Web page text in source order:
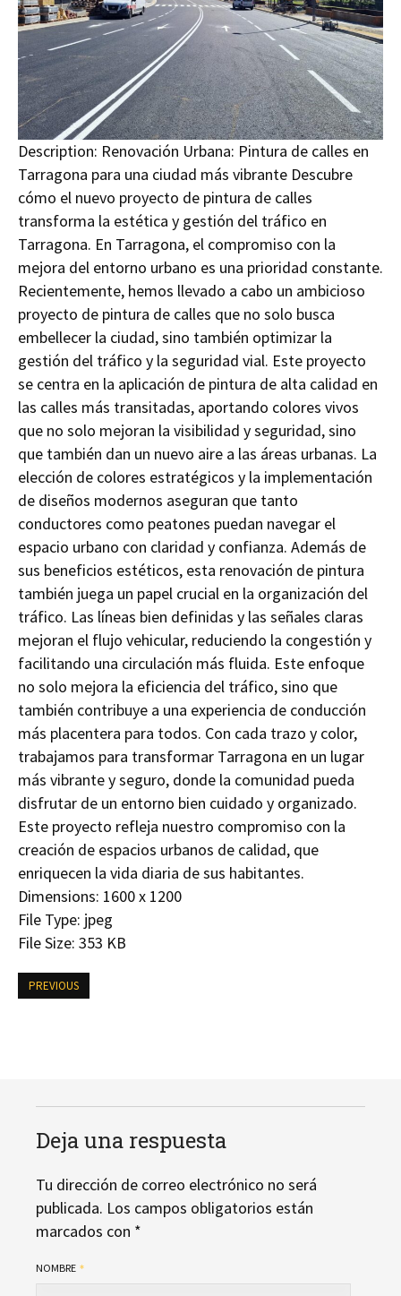
Description: Renovación Urbana: Pintura de calles en
Tarragona para una ciudad más vibrante Descubre
cómo el nuevo proyecto de pintura de calles
transforma la estética y gestión del tráfico en
Tarragona. En Tarragona, el compromiso con la
mejora del entorno urbano es una prioridad constante.
Recientemente, hemos llevado a cabo un ambicioso
proyecto de pintura de calles que no solo busca
embellecer la ciudad, sino también optimizar la
gestión del tráfico y la seguridad vial. Este proyecto
se centra en la aplicación de pintura de alta calidad en
las calles más transitadas, aportando colores vivos
que no solo mejoran la visibilidad y seguridad, sino
que también dan un nuevo aire a las áreas urbanas. La
elección de colores estratégicos y la implementación
de diseños modernos aseguran que tanto
conductores como peatones puedan navegar el
espacio urbano con claridad y confianza. Además de
sus beneficios estéticos, esta renovación de pintura
también juega un papel crucial en la organización del
tráfico. Las líneas bien definidas y las señales claras
mejoran el flujo vehicular, reduciendo la congestión y
facilitando una circulación más fluida. Este enfoque
no solo mejora la eficiencia del tráfico, sino que
también contribuye a una experiencia de conducción
más placentera para todos. Con cada trazo y color,
trabajamos para transformar Tarragona en un lugar
más vibrante y seguro, donde la comunidad pueda
disfrutar de un entorno bien cuidado y organizado.
Este proyecto refleja nuestro compromiso con la
creación de espacios urbanos de calidad, que
enriquecen la vida diaria de sus habitantes.
Dimensions: 1600 x 1200
File Type: jpeg
File Size: 353 KB
PREVIOUS
Deja una respuesta
Tu dirección de correo electrónico no será
publicada. Los campos obligatorios están
marcados con *
NOMBRE